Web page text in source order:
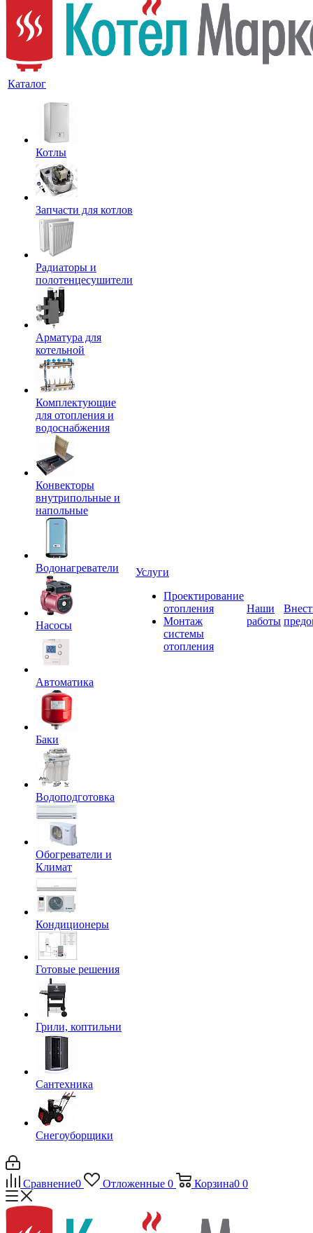
Каталог
Котлы
Запчасти для котлов
Радиаторы и
полотенцесушители
Арматура для
котельной
Комплектующие
для отопления и
водоснабжения
Конвекторы
внутрипольные и
напольные
Водонагреватели
Насосы
Автоматика
Баки
Водоподготовка
Обогреватели и
Климат
Кондиционеры
Готовые решения
Грили, коптильни
Сантехника
Снегоуборщики
Услуги
Проектирование
отопления
Монтаж
системы
отопления
Наши
работы
Сравнение0 Отложенные 0 Корзина0 0